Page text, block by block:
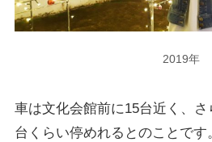
2019年
車は文化会館前に15台近く、
台くらい停めれるとのことです